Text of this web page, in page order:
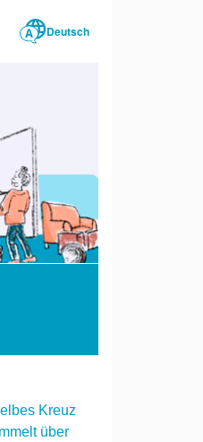
Deutsch
Kreuz
über